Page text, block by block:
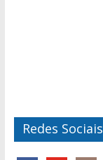
Redes Sociais